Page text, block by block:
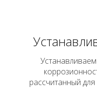
рассчитанный